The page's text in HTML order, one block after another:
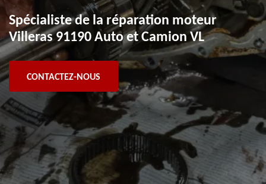
Spécialiste de la réparation moteur
Villeras 91190 Auto et Camion VL
CONTACTEZ-NOUS